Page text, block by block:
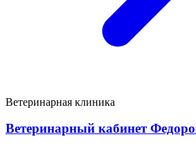
Ветеринарная клиника
Ветеринарный кабинет